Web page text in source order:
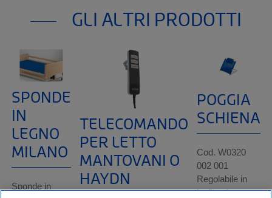
Ledbury, Herefordshire HR8 1NS
United Kingdom
documento è marcato CE secondo il Regolamento Europeo
2017/745 sui dispositivi medici. Si prega di leggere
GLI ALTRI PRODOTTI
SPONDE
IN
LEGNO
MILANO
Sponde in
TELECOMANDO
PER LETTO
MANTOVANI O
HAYDN
POGGIA
SCHIENA
Cod. W0320
002 001
Regolabile in
inclinazione per